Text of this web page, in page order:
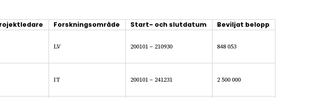
Forskningsområde Start- och slutdatum Beviljat belopp
LV 200101 – 210930 848 053
IT 200101 – 241231 2 500 000